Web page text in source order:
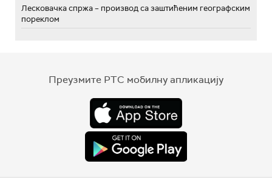
Лесковачка спржа – производ са заштићеним географским
пореклом
Преузмите РТС мобилну апликацију